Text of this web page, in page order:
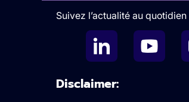
Suivez l’actualité au quotidien
Disclaimer: